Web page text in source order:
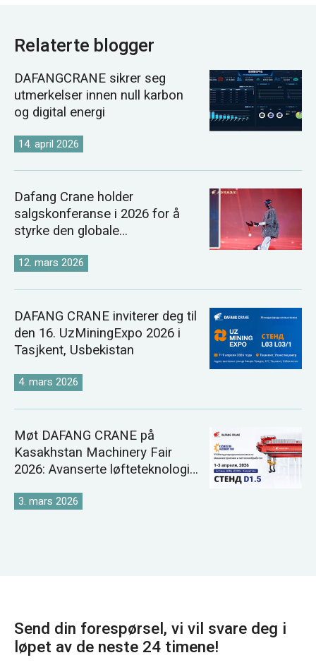
Relaterte blogger
DAFANGCRANE sikrer seg
utmerkelser innen null karbon
og digital energi
14. april 2026
Dafang Crane holder
salgskonferanse i 2026 for å
styrke den globale
12. mars 2026
DAFANG CRANE inviterer deg til
den 16. UzMiningExpo 2026 i
Tasjkent, Usbekistan
4. mars 2026
Møt DAFANG CRANE på
Kasakhstan Machinery Fair
2026: Avanserte løfteteknologier
3. mars 2026
Send din forespørsel, vi vil svare deg i
løpet av de neste 24 timene!